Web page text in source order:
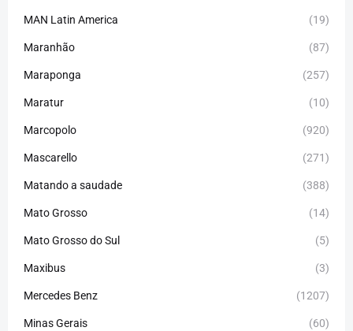
MAN Latin America (19)
Maranhão (87)
Maraponga (257)
Maratur (10)
Marcopolo (920)
Mascarello (271)
Matando a saudade (388)
Mato Grosso (14)
Mato Grosso do Sul (5)
Maxibus (3)
Mercedes Benz (1207)
Minas Gerais (60)